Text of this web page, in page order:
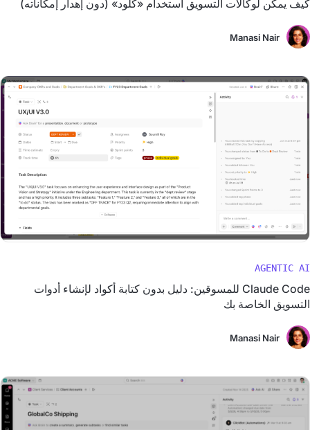
كيف يمكن لوكالات التسويق استخدام «كلود» (دون إهدار إمكاناته)
Manasi Nair
AGENTIC AI
Claude Code للمسوقين: دليل بدون كتابة أكواد لإنشاء أدوات
التسويق الخاصة بك
Manasi Nair